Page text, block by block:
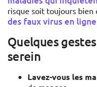
risque soit toujours bien
des faux virus en ligne
Quelques
serein
Lavez-vous les